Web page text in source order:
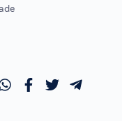
DE ORDEM
OAB